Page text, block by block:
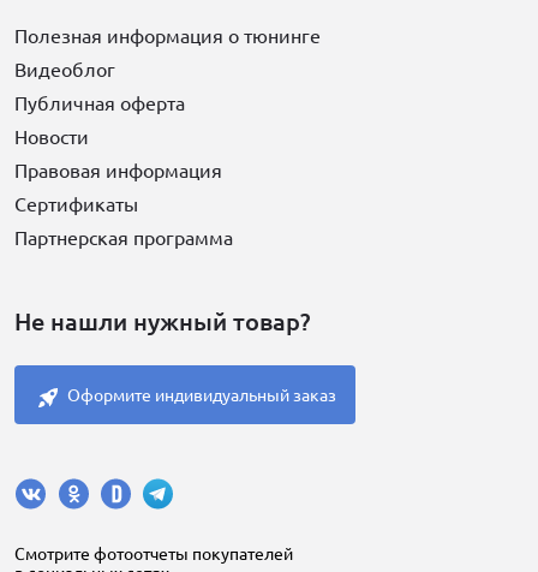
Полезная информация о тюнинге
Видеоблог
Публичная оферта
Новости
Правовая информация
Сертификаты
Партнерская программа
Не нашли нужный товар?
Оформите индивидуальный заказ
Cмотрите фотоотчеты покупателей